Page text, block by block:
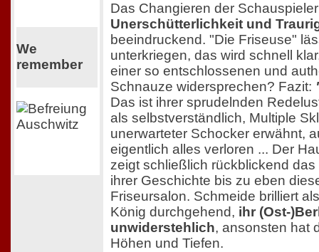
We
remember
Das Changieren der
Unerschütterlichkeit und
beeindruckend. "Die Friseuse"
unterkriegen, das wird schnell
einer so entschlossenen und
Schnauze widersprechen? Fazit:
Das ist ihrer sprudelnden
als selbstverständlich, Multiple
unerwarteter Schocker erwähnt,
eigentlich alles verloren ... Der
zeigt schließlich rückblickend
ihrer Geschichte bis zu eben
Friseursalon. Schmeide brilliert
König durchgehend, ihr (Ost-
unwiderstehlich, ansonsten hat
Höhen und Tiefen.